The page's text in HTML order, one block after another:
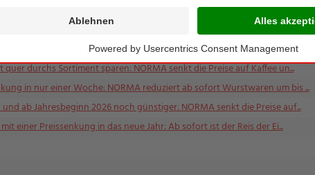
Januar erneut die Preise auf Wurst und Käse / Bereits sechste große...
Preis reduziert: NORMA senkt die Preise für Nüsse der Eigenmarken...
NORMA setzt auf vegane Vielfalt mit mehr als 300 passende...
quer durchs Sortiment sparen: NORMA senkt die Preise auf Kaffee un...
in nur einer Woche: NORMA reduziert ab sofort Wurstwaren um bis ...
ab Jahresbeginn 2026 noch günstiger: NORMA senkt die Preise auf...
einer Preissenkung in das neue Jahr: Ab sofort ist der Reis der Ei...